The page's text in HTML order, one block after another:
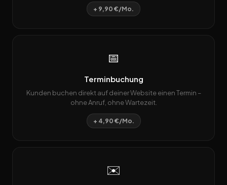
+ 9,90 €/Mo.
📅
Terminbuchung
Kunden buchen direkt auf deiner Website einen Termin –
ohne Anruf, ohne Wartezeit.
+ 4,90 €/Mo.
✉️